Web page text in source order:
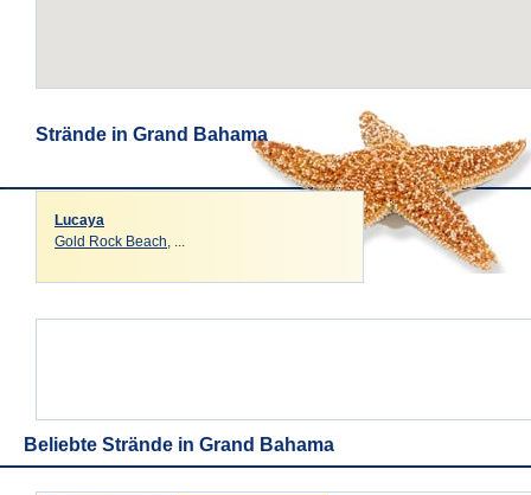
Strände in Grand Bahama
Lucaya
Gold Rock Beach, ...
Beliebte Strände in Grand Bahama